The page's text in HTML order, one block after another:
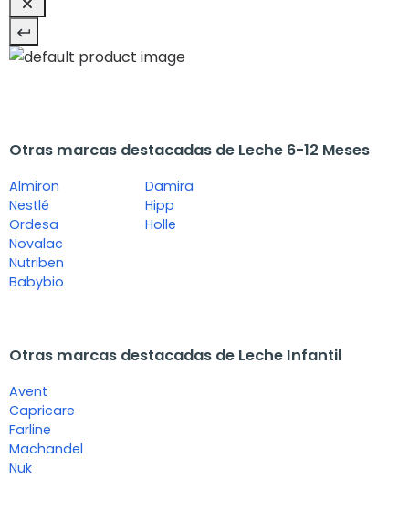
Otras marcas destacadas de Leche 6-12 Meses
Almiron
Nestlé
Ordesa
Novalac
Nutriben
Babybio
Damira
Hipp
Holle
Otras marcas destacadas de Leche Infantil
Avent
Capricare
Farline
Machandel
Nuk